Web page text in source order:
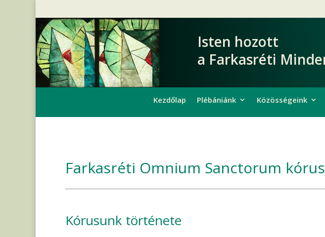
Isten hozott
a Farkasréti
Kezdőlap Plébániánk Közösségeink
Farkasréti Omnium Sanctorum kórus
Kórusunk története